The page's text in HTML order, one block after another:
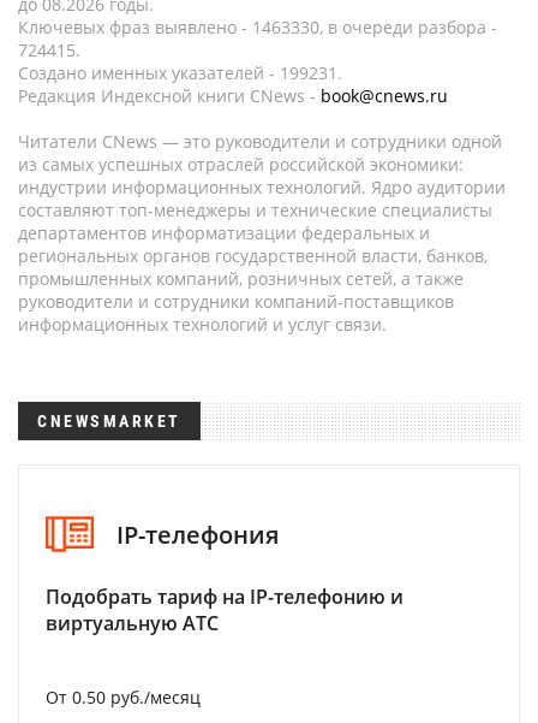
Ключевых фраз выявлено - 1463330, в очереди разбора -
724415.
Создано именных указателей - 199231.
Редакция Индексной книги CNews - book@cnews.ru
Читатели CNews — это руководители и сотрудники одной
из самых успешных отраслей российской экономики:
индустрии информационных технологий. Ядро аудитории
составляют топ-менеджеры и технические специалисты
департаментов информатизации федеральных и
региональных органов государственной власти, банков,
промышленных компаний, розничных сетей, а также
руководители и сотрудники компаний-поставщиков
информационных технологий и услуг связи.
CNEWSMARKET
IP-телефония
Подобрать тариф на IP-телефонию и
виртуальную АТС
От 0.50 руб./месяц